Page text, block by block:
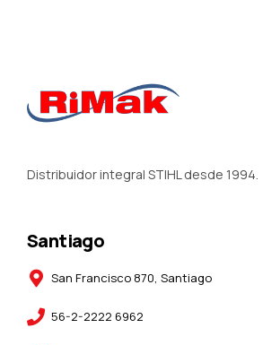
Distribuidor integral STIHL desde 1994.
Santiago
San Francisco 870, Santiago
56-2-2222 6962